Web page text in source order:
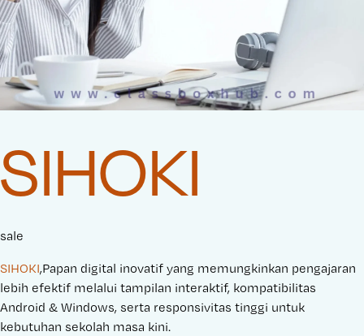
SIHOKI
sale
SIHOKI,Papan digital inovatif yang memungkinkan pengajaran
lebih efektif melalui tampilan interaktif, kompatibilitas
Android & Windows, serta responsivitas tinggi untuk
kebutuhan sekolah masa kini.